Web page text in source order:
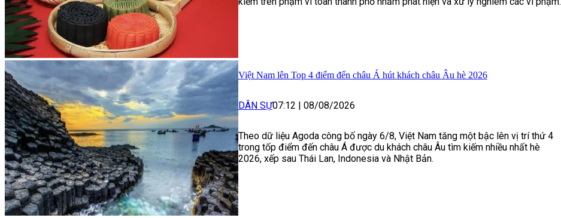
Việt Nam lên Top 4 điểm đến châu Á hút khách châu Âu hè 2026
DÂN SỰ07:12 08/08/2026
Theo dữ liệu Agoda công bố ngày 6/8, Việt Nam tăng một bậc lên vị trí thứ 4
trong tốp điểm đến châu Á được du khách châu Âu tìm kiếm nhiều nhất hè
2026, xếp sau Thái Lan, Indonesia và Nhật Bản.